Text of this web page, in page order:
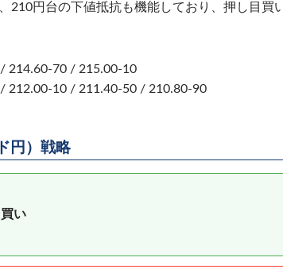
210円台の下値抵抗も機能しており、押し目買
214.60-70 / 215.00-10
212.00-10 / 211.40-50 / 210.80-90
円）戦略
い